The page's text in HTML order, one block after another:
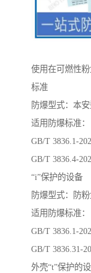
使用在可燃性
标准
防爆型式：本
适用防爆标准：
GB/T 3836.1-
GB/T 3836.4-
“i”保护的设备
防爆型式：防
适用防爆标准：
GB/T 3836.1-
GB/T 3836.31-
外壳“t”保护的